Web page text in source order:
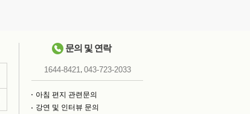
문의 및 연락
1644-8421, 043-723-2033
아침 편지 관련문의
강연 및 인터뷰 문의